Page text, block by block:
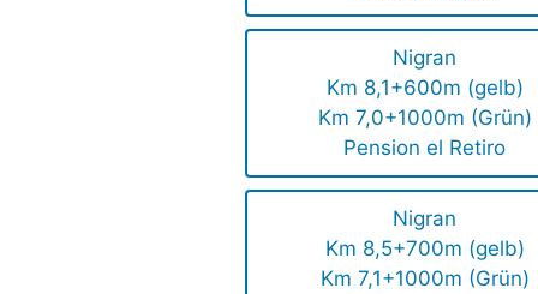
Nigran
Km 8,1+600m (gelb)
Km 7,0+1000m (Grün)
Pension el Retiro
Nigran
Km 8,5+700m (gelb)
Km 7,1+1000m (Grün)